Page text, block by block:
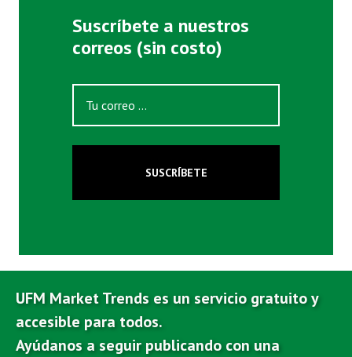
Suscríbete a nuestros
correos (sin costo)
SUSCRÍBETE
UFM Market Trends es un servicio gratuito y
accesible para todos.
Ayúdanos a seguir publicando con una